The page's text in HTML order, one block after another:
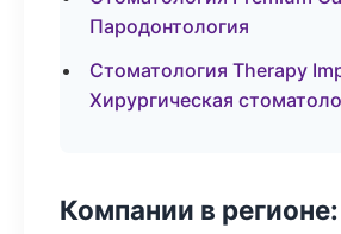
Пародонтология
Стоматология Therapy
Хирургическая
Компании в